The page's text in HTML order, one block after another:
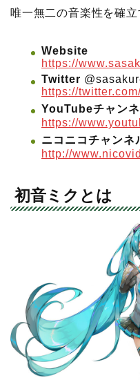
唯一無二の音楽性を確立
Website
https://
Twitter
https://
YouTubeチャン
https://
ニコニコチャンネ
http://
初音ミクとは